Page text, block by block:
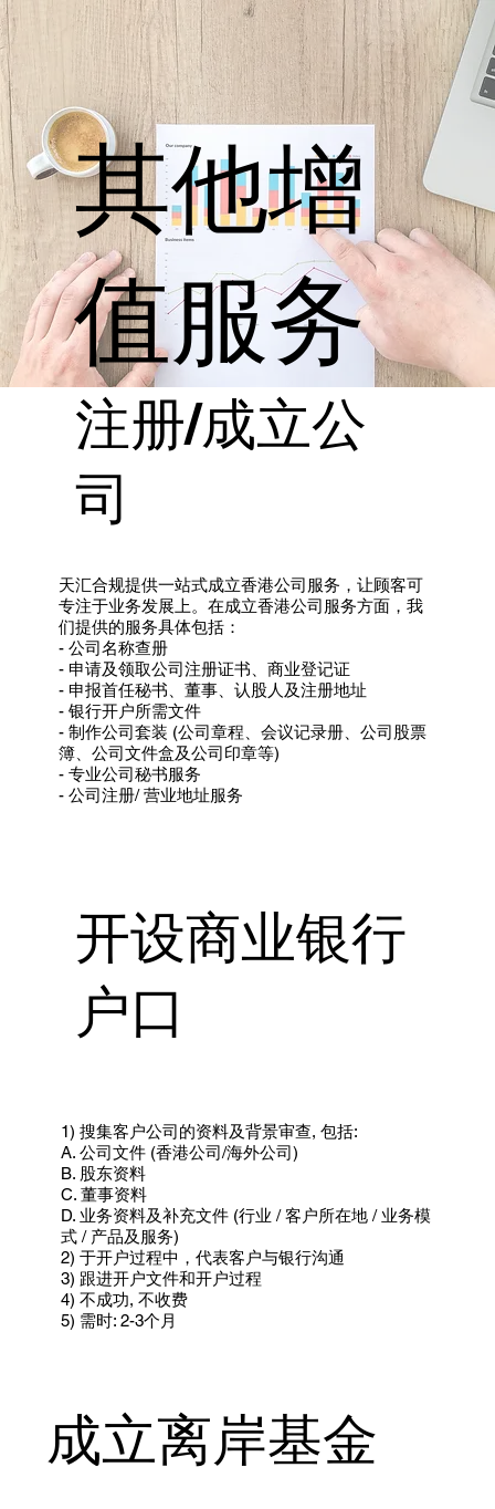
其他增
值服务
注册/成立公
司
天汇合规提供一站式成立香港公司服务，让顾客可
专注于业务发展上。在成立香港公司服务方面，我
们提供的服务具体包括：
- 公司名称查册
- 申请及领取公司注册证书、商业登记证
- 申报首任秘书、董事、认股人及注册地址
- 银行开户所需文件
- 制作公司套装 (公司章程、会议记录册、公司股票
簿、公司文件盒及公司印章等)
- 专业公司秘书服务
- 公司注册/ 营业地址服务
开设商业银行
户口
1) 搜集客户公司的资料及背景审查, 包括:
A. 公司文件 (香港公司/海外公司)
B. 股东资料
C. 董事资料
D. 业务资料及补充文件 (行业 / 客户所在地 / 业务模
式 / 产品及服务)
2) 于开户过程中，代表客户与银行沟通
3) 跟进开户文件和开户过程
4) 不成功, 不收费
5) 需时: 2-3个月
成立离岸基金